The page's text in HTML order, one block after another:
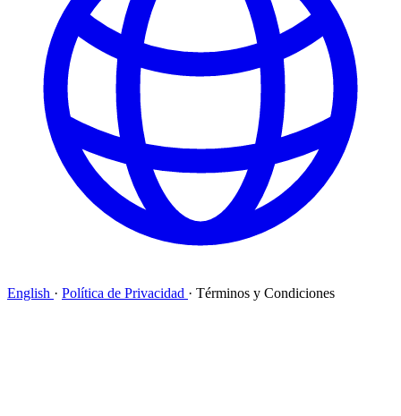
English · Política de Privacidad · Términos y Condiciones